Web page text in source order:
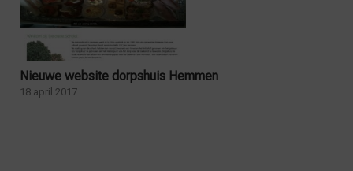
Nieuwe website dorpshuis Hemmen
18 april 2017